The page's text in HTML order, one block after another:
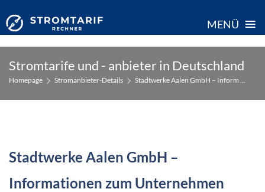
MENÜ ≡
content
Stromtarife und - anbieter in Deutschland
Homepage Stromanbieter-Details Stadtwerke Aalen GmbH – Inform ...
Stadtwerke Aalen GmbH –
Informationen zum Unternehmen